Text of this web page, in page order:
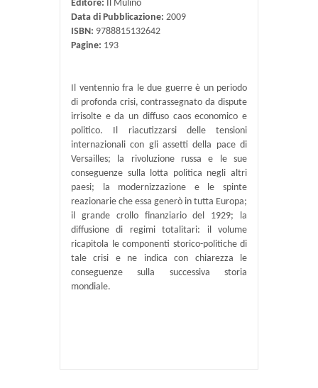
Editore: Il Mulino
Data di Pubblicazione: 2009
ISBN: 9788815132642
Pagine: 193
Il ventennio fra le due guerre è un periodo
di profonda crisi, contrassegnato da dispute
irrisolte e da un diffuso caos economico e
politico. Il riacutizzarsi delle tensioni
internazionali con gli assetti della pace di
Versailles; la rivoluzione russa e le sue
conseguenze sulla lotta politica negli altri
paesi; la modernizzazione e le spinte
reazionarie che essa generò in tutta Europa;
il grande crollo finanziario del 1929; la
diffusione di regimi totalitari: il volume
ricapitola le componenti storico-politiche di
tale crisi e ne indica con chiarezza le
conseguenze sulla successiva storia
mondiale.